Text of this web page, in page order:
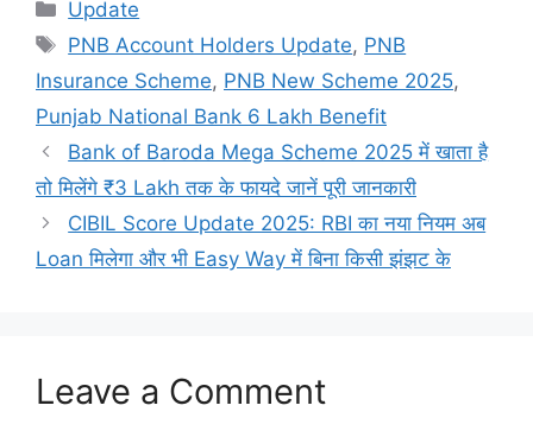
Update
Tags
PNB Account Holders Update, PNB
Insurance Scheme, PNB New Scheme 2025,
Punjab National Bank 6 Lakh Benefit
Bank of Baroda Mega Scheme 2025 में खाता है
तो मिलेंगे ₹3 Lakh तक के फायदे जानें पूरी जानकारी
CIBIL Score Update 2025: RBI का नया नियम अब
Loan मिलेगा और भी Easy Way में बिना किसी झंझट के
Leave a Comment